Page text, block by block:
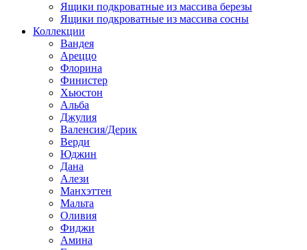
Ящики подкроватные из массива березы
Ящики подкроватные из массива сосны
Коллекции
Вандея
Ареццо
Флорина
Финистер
Хьюстон
Альба
Джулия
Валенсия/Дерик
Верди
Юджин
Дана
Алези
Манхэттен
Мальта
Оливия
Фиджи
Амина